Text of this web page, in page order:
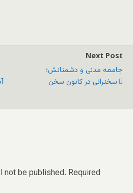
Next Post
جامعه مدنی و دشمنانش؛
سخنرانی در کانون سخن
not be published. Required